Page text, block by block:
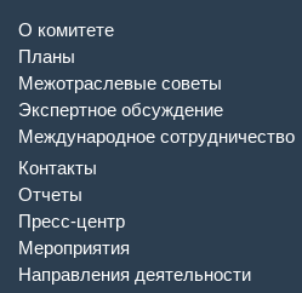
О комитете
Планы
Межотраслевые советы
Экспертное обсуждение
Международное сотрудничество
Контакты
Отчеты
Пресс-центр
Мероприятия
Направления деятельности